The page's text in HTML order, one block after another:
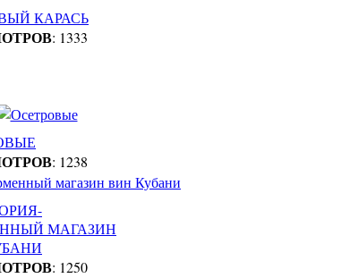
КАРАСЬ
: 1333
: 1238
МАГАЗИН
: 1250